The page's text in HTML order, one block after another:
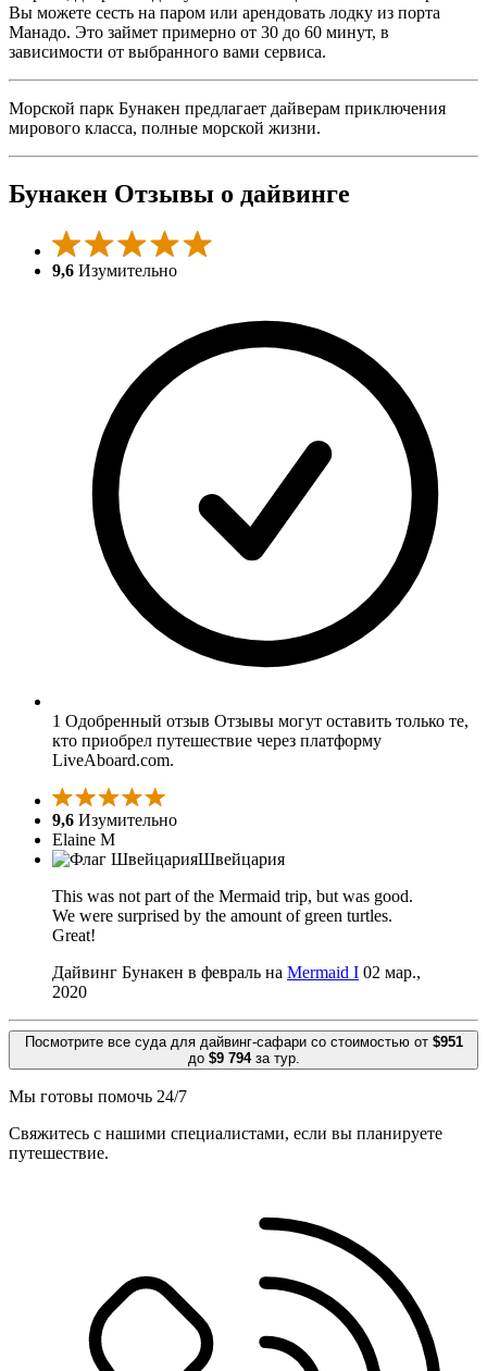
Вы можете сесть на паром или арендовать лодку из порта
Манадо. Это займет примерно от 30 до 60 минут, в
зависимости от выбранного вами сервиса.
Морской парк Бунакен предлагает дайверам приключения
мирового класса, полные морской жизни.
Бунакен Отзывы о дайвинге
9,6 Изумительно
1 Одобренный отзыв Отзывы могут оставить только те,
кто приобрел путешествие через платформу
LiveAboard.com.
9,6 Изумительно
Elaine M
Швейцария
This was not part of the Mermaid trip, but was good.
We were surprised by the amount of green turtles.
Great!
Дайвинг Бунакен в февраль на Mermaid I 02 мар.,
2020
Посмотрите все суда для дайвинг-сафари со стоимостью от $951
до $9 794за тур.
Мы готовы помочь 24/7
Свяжитесь с нашими специалистами, если вы планируете
путешествие.